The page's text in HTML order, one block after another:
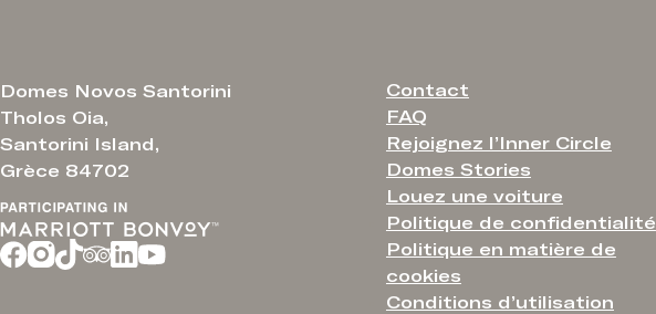
Domes Novos Santorini
Tholos Oia,
Santorini Island,
Grèce 84702
Contact
FAQ
Rejoignez l’Inner Circle
Domes Stories
Louez une voiture
Politique de confidentialité
Politique en matière de
cookies
Conditions d’utilisation